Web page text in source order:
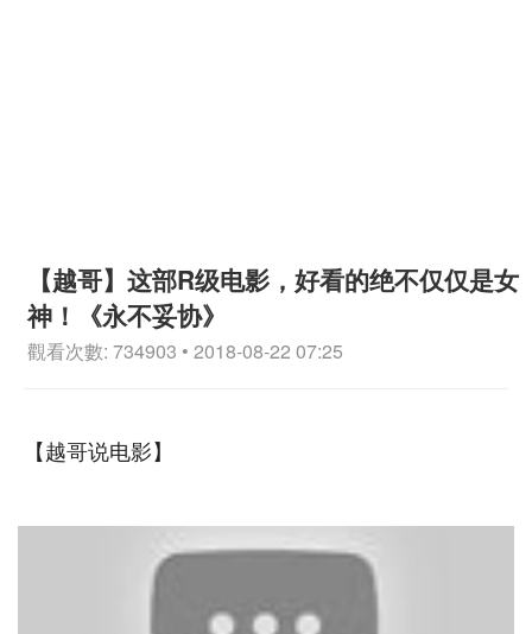
【越哥】这部R级电影，好看的绝不仅仅是女
神！《永不妥协》
觀看次數: 734903 • 2018-08-22 07:25
【越哥说电影】